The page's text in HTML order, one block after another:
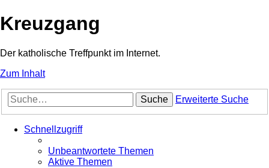
Kreuzgang
Der katholische Treffpunkt im Internet.
Zum Inhalt
Suche Erweiterte Suche
Schnellzugriff
Unbeantwortete Themen
Aktive Themen